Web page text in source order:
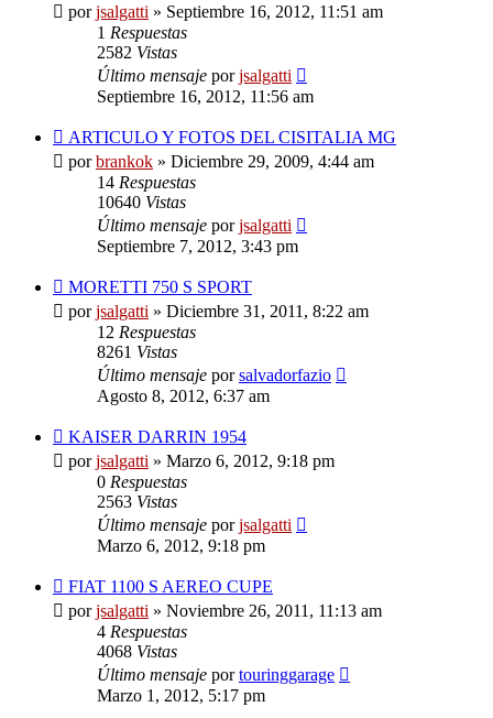
porjsalgatti » Septiembre 16, 2012, 11:51 am
1 Respuestas
2582 Vistas
Último mensaje porjsalgatti
Septiembre 16, 2012, 11:56 am
ARTICULO Y FOTOS DEL CISITALIA MG
porbrankok » Diciembre 29, 2009, 4:44 am
14 Respuestas
10640 Vistas
Último mensaje porjsalgatti
Septiembre 7, 2012, 3:43 pm
MORETTI 750 S SPORT
porjsalgatti » Diciembre 31, 2011, 8:22 am
12 Respuestas
8261 Vistas
Último mensaje porsalvadorfazio
Agosto 8, 2012, 6:37 am
KAISER DARRIN 1954
porjsalgatti » Marzo 6, 2012, 9:18 pm
0 Respuestas
2563 Vistas
Último mensaje porjsalgatti
Marzo 6, 2012, 9:18 pm
FIAT 1100 S AEREO CUPE
porjsalgatti » Noviembre 26, 2011, 11:13 am
4 Respuestas
4068 Vistas
Último mensaje portouringgarage
Marzo 1, 2012, 5:17 pm